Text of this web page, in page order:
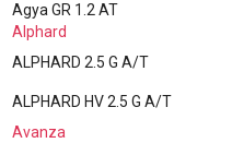
Agya GR 1.2 AT
Alphard
ALPHARD 2.5 G A/T
ALPHARD HV 2.5 G A/T
Avanza